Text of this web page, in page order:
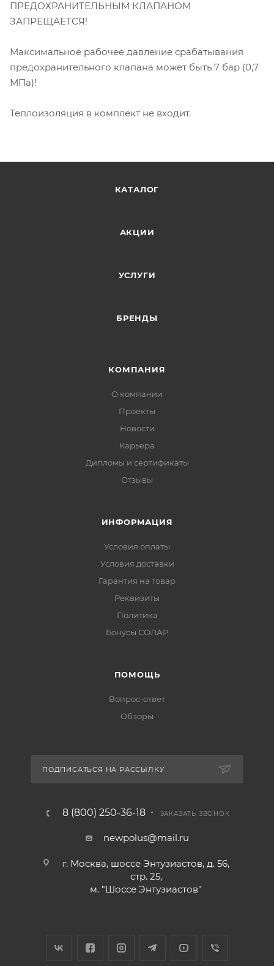
ПРЕДОХРАНИТЕЛЬНЫМ КЛАПАНОМ
ЗАПРЕЩАЕТСЯ!
Максимальное рабочее давление срабатывания
предохранительного клапана может быть 7 бар (0,7
МПа)!
Теплоизоляция в комплект не входит.
КАТАЛОГ
АКЦИИ
УСЛУГИ
БРЕНДЫ
КОМПАНИЯ
О компании
Проекты
Новости
Карьера
Дипломы и сертификаты
Отзывы
ИНФОРМАЦИЯ
Условия оплаты
Условия доставки
Гарантия на товар
Реквизиты
Политика
Бонусы СОЛАР
ПОМОЩЬ
Вопрос-ответ
Обзоры
ПОДПИСАТЬСЯ НА РАССЫЛКУ
8 (800) 250-36-18 ЗАКАЗАТЬ ЗВОНОК
newpolus@mail.ru
г. Москва, шоссе Энтузиастов, д. 56,
стр. 25,
м. "Шоссе Энтузиастов"